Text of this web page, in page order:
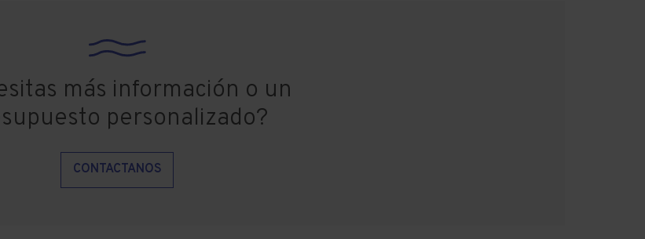
más información o un
personalizado?
CONTACTANOS